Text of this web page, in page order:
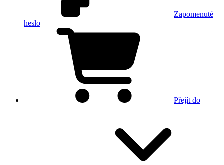
Zapomenuté
heslo
Přejít do